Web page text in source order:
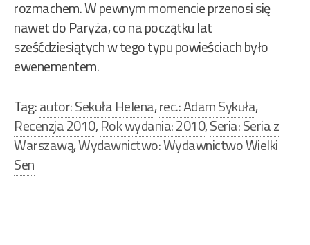
rozmachem. W pewnym momencie przenosi się
nawet do Paryża, co na początku lat
sześćdziesiątych w tego typu powieściach było
ewenementem.
Tag:autor: Sekuła Helena,rec.: Adam Sykuła,
Recenzja 2010,Rok wydania: 2010,Seria: Seria z
Warszawą,Wydawnictwo: Wydawnictwo Wielki
Sen